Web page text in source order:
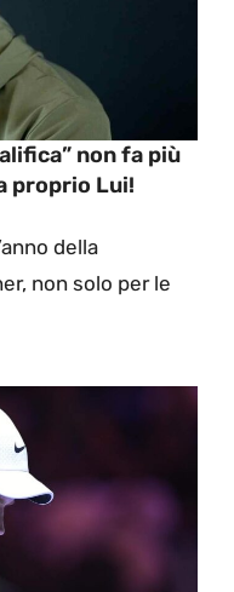
non fa più
proprio Lui!
della
non solo per le